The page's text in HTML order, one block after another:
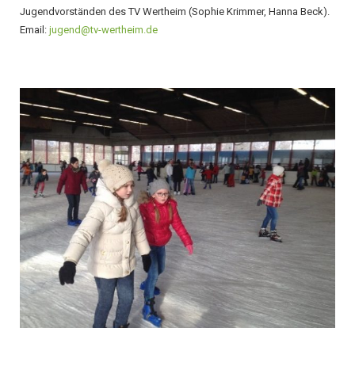
Jugendvorständen des TV Wertheim (Sophie Krimmer, Hanna Beck).
Email: jugend@tv-wertheim.de